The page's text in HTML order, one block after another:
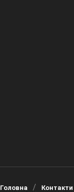
Головна Контакти